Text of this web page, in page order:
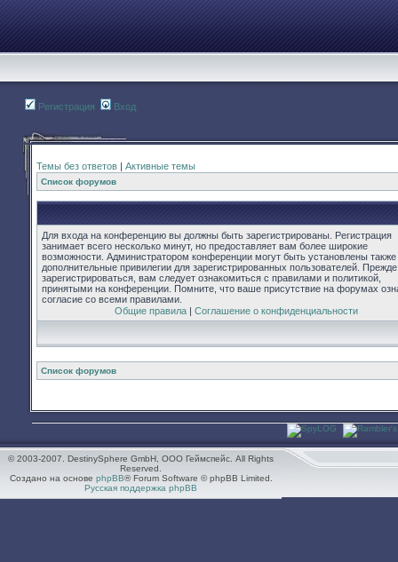
Регистрация Вход
Темы без ответов | Активные темы
Список форумов
Для входа на конференцию вы должны быть зарегистрированы. Регистрация
занимает всего несколько минут, но предоставляет вам более широкие
возможности. Администратором конференции могут быть установлены также
дополнительные привилегии для зарегистрированных пользователей.
зарегистрироваться, вам следует ознакомиться с правилами и политикой,
принятыми на конференции. Помните, что ваше присутствие на форумах
согласие со всеми правилами.
Общие правила| Соглашение о конфиденциальности
Список форумов
© 2003-2007. DestinySphere GmbH, ООО Геймспейс. All Rights
Reserved.
Создано на основе phpBB® Forum Software © phpBB Limited.
Русская поддержка phpBB